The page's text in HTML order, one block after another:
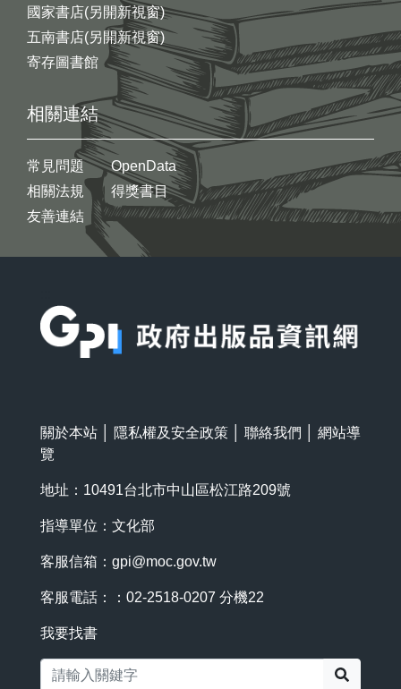
國家書店(另開新視窗)
五南書店(另開新視窗)
寄存圖書館
相關連結
常見問題
相關法規
友善連結
OpenData
得獎書目
關於本站 隱私權及安全政策 聯絡我們
網站導
覽
地址：10491台北市中山區松江路209號
指導單位：文化部
客服信箱： gpi@moc.gov.tw
客服電話：：02-2518-0207 分機22
我要找書